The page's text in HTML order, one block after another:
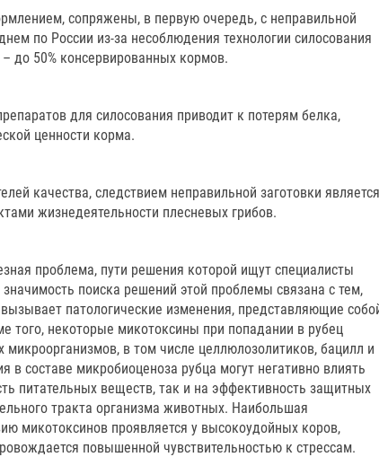
сопряжены, в первую очередь, с неправильной
по России из-за несоблюдения технологии силосования
– до 50% консервированных кормов.
для силосования приводит к потерям белка,
ценности корма.
качества, следствием неправильной заготовки является
жизнедеятельности плесневых грибов.
проблема, пути решения которой ищут специалисты
поиска решений этой проблемы связана с тем,
патологические изменения, представляющие
того, некоторые микотоксины при попадании в рубец
в том числе целлюлозолитиков, бацилл и
в составе микробиоценоза рубца могут негативно влиять
питательных веществ, так и на эффективность защитных
тракта организма животных. Наибольшая
микотоксинов проявляется у высокоудойных коров,
повышенной чувствительностью к стрессам.